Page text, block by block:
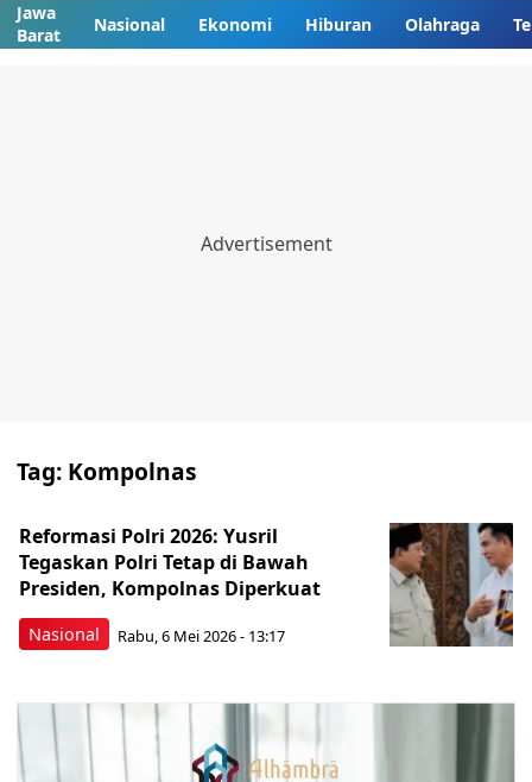
Jawa
Barat
Nasional Ekonomi Hiburan Olahraga
Tag: Kompolnas
Nasional
Reformasi Polri 2026: Yusril
Tegaskan Polri Tetap di Bawah
Presiden, Kompolnas Diperkuat
Rabu, 6 Mei 2026 - 13:17